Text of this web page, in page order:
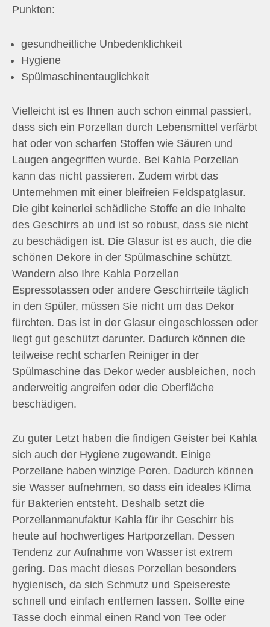
Punkten:
gesundheitliche Unbedenklichkeit
Hygiene
Spülmaschinentauglichkeit
Vielleicht ist es Ihnen auch schon einmal passiert,
dass sich ein Porzellan durch Lebensmittel verfärbt
hat oder von scharfen Stoffen wie Säuren und
Laugen angegriffen wurde. Bei Kahla Porzellan
kann das nicht passieren. Zudem wirbt das
Unternehmen mit einer bleifreien Feldspatglasur.
Die gibt keinerlei schädliche Stoffe an die Inhalte
des Geschirrs ab und ist so robust, dass sie nicht
zu beschädigen ist. Die Glasur ist es auch, die die
schönen Dekore in der Spülmaschine schützt.
Wandern also Ihre Kahla Porzellan
Espressotassen oder andere Geschirrteile täglich
in den Spüler, müssen Sie nicht um das Dekor
fürchten. Das ist in der Glasur eingeschlossen oder
liegt gut geschützt darunter. Dadurch können die
teilweise recht scharfen Reiniger in der
Spülmaschine das Dekor weder ausbleichen, noch
anderweitig angreifen oder die Oberfläche
beschädigen.
Zu guter Letzt haben die findigen Geister bei Kahla
sich auch der Hygiene zugewandt. Einige
Porzellane haben winzige Poren. Dadurch können
sie Wasser aufnehmen, so dass ein ideales Klima
für Bakterien entsteht. Deshalb setzt die
Porzellanmanufaktur Kahla für ihr Geschirr bis
heute auf hochwertiges Hartporzellan. Dessen
Tendenz zur Aufnahme von Wasser ist extrem
gering. Das macht dieses Porzellan besonders
hygienisch, da sich Schmutz und Speisereste
schnell und einfach entfernen lassen. Sollte eine
Tasse doch einmal einen Rand von Tee oder